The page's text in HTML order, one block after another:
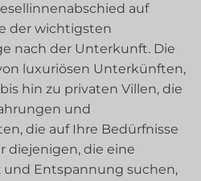
auf
der wichtigsten
nach der Unterkunft. Die
luxuriösen Unterkünften,
hin zu privaten Villen, die
und
die auf Ihre Bedürfnisse
diejenigen, die eine
und Entspannung suchen,